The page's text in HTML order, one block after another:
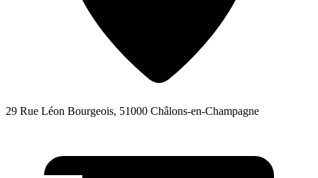
29 Rue Léon Bourgeois, 51000 Châlons-en-Champagne